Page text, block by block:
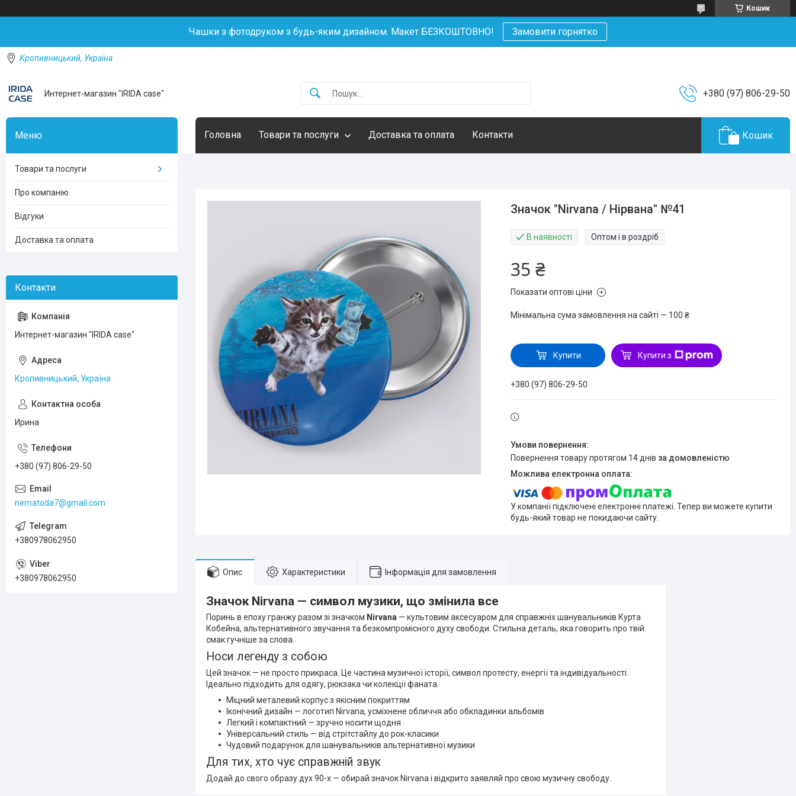
Кошик
Чашки з фотодруком з будь-яким дизайном. Макет БЕЗКОШТОВНО! Замовити горнятко
Кропивницький, Україна
Интернет-магазин "IRIDA case" +380 (97) 806-29-50
Головна Товари та послуги Доставка та оплата Контакти Кошик
Значок "Nirvana / Нірвана" №41
В наявності Оптом і в роздріб
35 ₴
Показати оптові ціни
Мінімальна сума замовлення на сайті — 100 ₴
Купити Купити з
+380 (97) 806-29-50
повернення товару протягом 14 днів за домовленістю
У компанії підключені електронні платежі. Тепер ви можете купити
будь-який товар не покидаючи сайту.
Опис Характеристики Інформація для замовлення
Значок Nirvana — символ музики, що змінила все
Поринь в епоху гранжу разом зі значком Nirvana — культовим аксесуаром для справжніх шанувальників Курта
Кобейна, альтернативного звучання та безкомпромісного духу свободи. Стильна деталь, яка говорить про твій
смак гучніше за слова.
Носи легенду з собою
Цей значок — не просто прикраса. Це частина музичної історії, символ протесту, енергії та індивідуальності.
Ідеально підходить для одягу, рюкзака чи колекції фаната.
Міцний металевий корпус з якісним покриттям
Іконічний дизайн — логотип Nirvana, усміхнене обличчя або обкладинки альбомів
Легкий і компактний — зручно носити щодня
Універсальний стиль — від стрітстайлу до рок-класики
Чудовий подарунок для шанувальників альтернативної музики
Для тих, хто чує справжній звук
Додай до свого образу дух 90-х — обирай значок Nirvana і відкрито заявляй про свою музичну свободу.
Товари та послуги
Про компанію
Відгуки
Доставка та оплата
Интернет-магазин "IRIDA case"
Кропивницький, Україна
Ирина
+380 (97) 806-29-50
nematoda7@gmail.com
+380978062950
+380978062950